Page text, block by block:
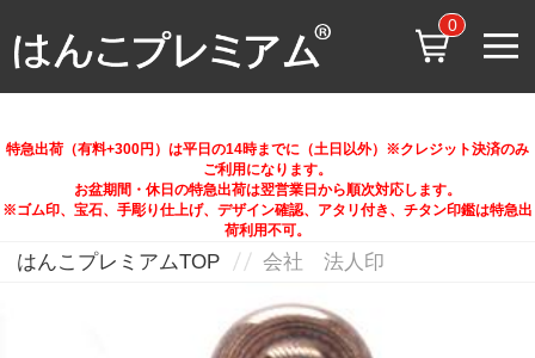
0
特急出荷（有料+300円）は平日の14時までに（土日以外）※クレジット決済のみ
ご利用になります。
お盆期間・休日の特急出荷は翌営業日から順次対応します。
※ゴム印、宝石、手彫り仕上げ、デザイン確認、アタリ付き、チタン印鑑は特急出
荷利用不可。
はんこプレミアムTOP 会社 法人印